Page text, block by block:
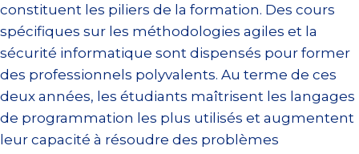
constituent les piliers de la formation. Des cours
spécifiques sur les méthodologies agiles et la
sécurité informatique sont dispensés pour former
des professionnels polyvalents. Au terme de ces
deux années, les étudiants maîtrisent les langages
de programmation les plus utilisés et augmentent
leur capacité à résoudre des problèmes